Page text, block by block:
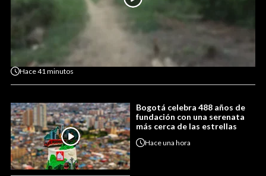
Hace41 minutos
Bogotá celebra 488 años de
fundación con una serenata
más cerca de las estrellas
Haceuna hora